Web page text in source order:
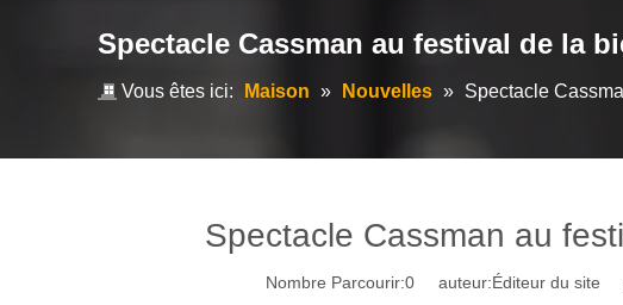
Spectacle Cassman au festival de la
Vous êtes ici: Maison » Nouvelles » Spectacle
Spectacle Cassman au
Nombre Parcourir:0auteur:Éditeur du site